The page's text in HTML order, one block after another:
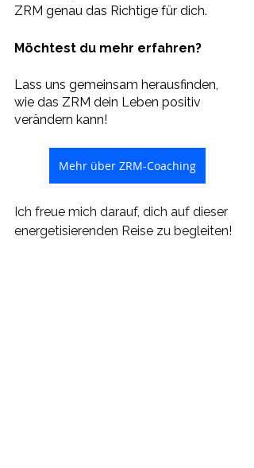
ZRM genau das Richtige für dich.
Möchtest du mehr erfahren?
Lass uns gemeinsam herausfinden,
wie das ZRM dein Leben positiv
verändern kann!
Mehr über ZRM-Coaching
Ich freue mich darauf, dich auf dieser
energetisierenden Reise zu begleiten!